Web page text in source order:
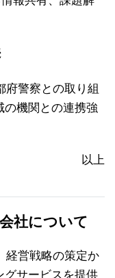
府警察との取り組
機関との連携強
以上
社について
経営戦略の策定か
グサービスを提供